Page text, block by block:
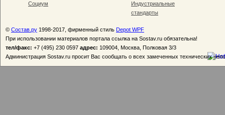
Социум
Индустриальные
стандарты
© Состав.ру 1998-2017, фирменный стиль Depot WPF
При использовании материалов портала ссылка на Sostav.ru обязательна!
тел/факс: +7 (495) 230 0597 адрес: 109004, Москва, Полковая 3/3
Администрация Sostav.ru просит Вас сообщать о всех замеченных технических